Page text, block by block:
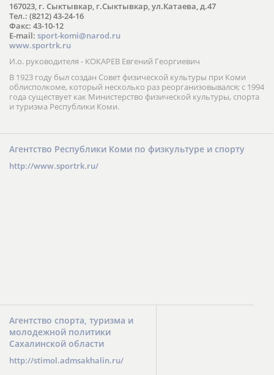
167023, г. Сыктывкар, г.Сыктывкар, ул.Катаева, д.47
Тел.: (8212) 43-24-16
Факс: 43-10-12
E-mail: sport-komi@narod.ru
www.sportrk.ru
И.о. руководителя - КОКАРЕВ Евгений Георгиевич
В 1923 году был создан Совет физической культуры при Коми
облисполкоме, который несколько раз реорганизовывался; с 1994
года существует как Министерство физической культуры, спорта
и туризма Республики Коми.
Агентство Республики Коми по физкультуре и спорту
http://www.sportrk.ru/
Агентство спорта, туризма и
молодежной политики
Сахалинской области
http://stimol.admsakhalin.ru/